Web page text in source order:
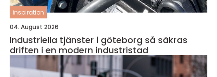
inspiration
04. August 2026
Industriella tjänster i göteborg så säkras
driften i en modern industristad